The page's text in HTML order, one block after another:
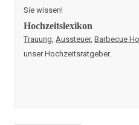
Sie wissen!
Hochzeitslexikon
Trauung Aussteuer,Barbecue
unser Hochzeitsratgeber.